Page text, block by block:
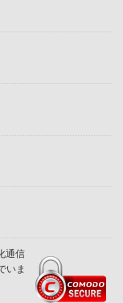
通信
いま